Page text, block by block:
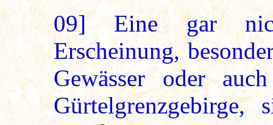
09]Eine gar
Erscheinung,
Gewässer oder